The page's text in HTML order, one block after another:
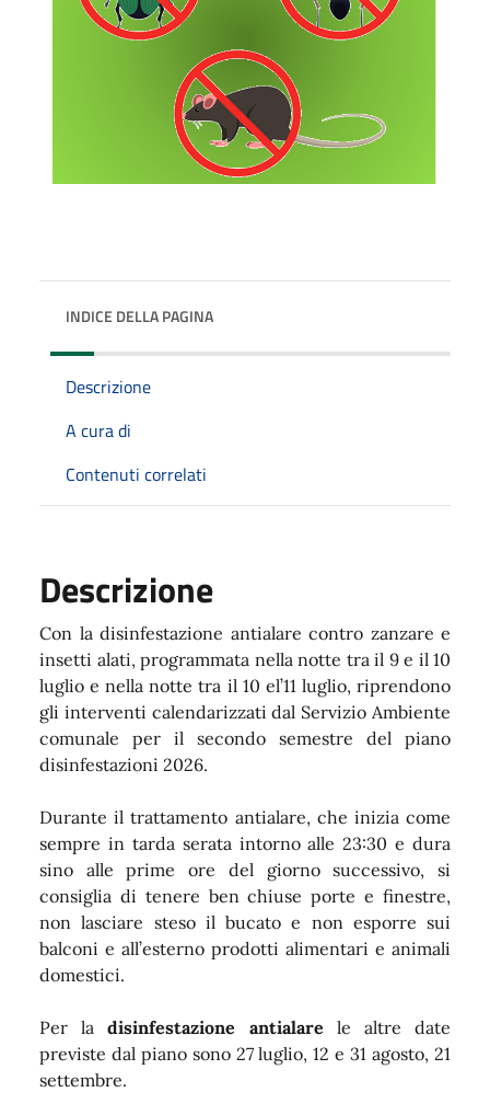
INDICE DELLA PAGINA
Descrizione
A cura di
Contenuti correlati
Descrizione
Con la disinfestazione antialare contro zanzare e
insetti alati, programmata nella notte tra il 9 e il 10
luglio e nella notte tra il 10 el’11 luglio, riprendono
gli interventi calendarizzati dal Servizio Ambiente
comunale per il secondo semestre del piano
disinfestazioni 2026.
Durante il trattamento antialare, che inizia come
sempre in tarda serata intorno alle 23:30 e dura
sino alle prime ore del giorno successivo, si
consiglia di tenere ben chiuse porte e finestre,
non lasciare steso il bucato e non esporre sui
balconi e all’esterno prodotti alimentari e animali
domestici.
Per ladisinfestazione antialare le altre date
previste dal piano sono 27 luglio, 12 e 31 agosto, 21
settembre.